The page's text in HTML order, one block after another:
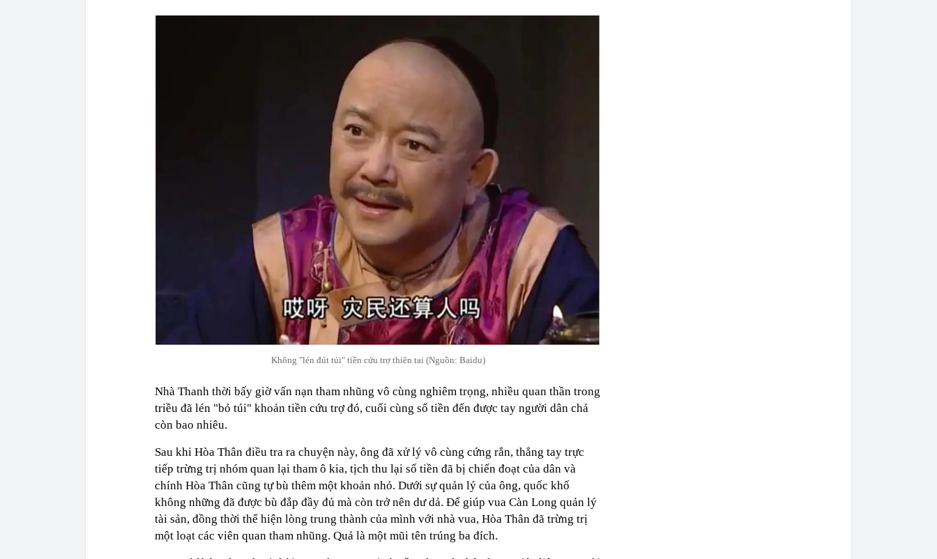
Không "lén đút túi" tiền cứu trợ thiên tai (Nguồn: Baidu)
Nhà Thanh thời bấy giờ vấn nạn tham nhũng vô cùng nghiêm trọng, nhiều quan thần trong
triều đã lén "bỏ túi" khoản tiền cứu trợ đó, cuối cùng số tiền đến được tay người dân chả
còn bao nhiêu.
Sau khi Hòa Thân điều tra ra chuyện này, ông đã xử lý vô cùng cứng rắn, thẳng tay trực
tiếp trừng trị nhóm quan lại tham ô kia, tịch thu lại số tiền đã bị chiến đoạt của dân và
chính Hòa Thân cũng tự bù thêm một khoản nhỏ. Dưới sự quản lý của ông, quốc khố
không những đã được bù đắp đầy đủ mà còn trở nên dư dả. Để giúp vua Càn Long quản lý
tài sản, đồng thời thể hiện lòng trung thành của mình với nhà vua, Hòa Thân đã trừng trị
một loạt các viên quan tham nhũng. Quả là một mũi tên trúng ba đích.